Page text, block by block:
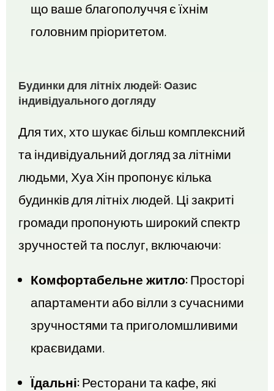
що ваше благополуччя є їхнім
головним пріоритетом.
Будинки для літніх людей: Оазис
індивідуального догляду
Для тих, хто шукає більш комплексний
та індивідуальний догляд за літніми
людьми, Хуа Хін пропонує кілька
будинків для літніх людей. Ці закриті
громади пропонують широкий спектр
зручностей та послуг, включаючи:
Комфортабельне житло:Просторі
апартаменти або вілли з сучасними
зручностями та приголомшливими
краєвидами.
Їдальні:Ресторани та кафе, які